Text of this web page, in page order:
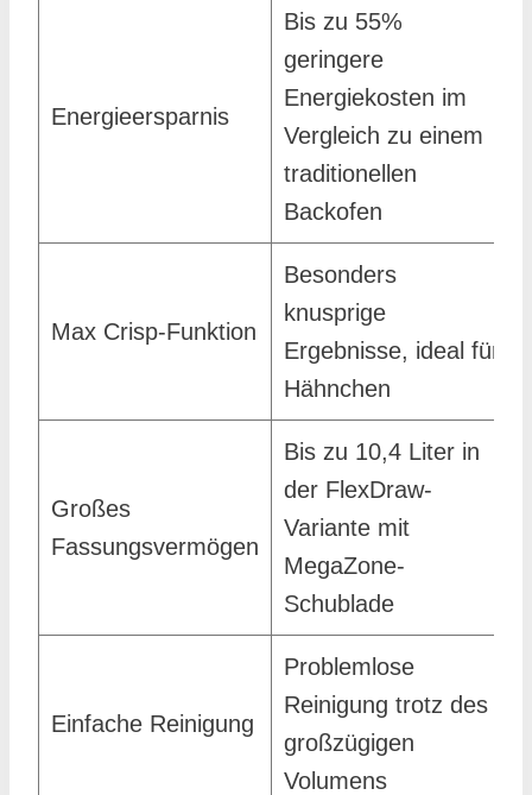
Energieersparnis
Bis zu 55%
geringere
Energiekosten im
Vergleich zu einem
traditionellen
Backofen
Max Crisp-Funktion
Besonders
knusprige
Ergebnisse, ideal für
Hähnchen
Großes
Fassungsvermögen
Bis zu 10,4 Liter in
der FlexDraw-
Variante mit
MegaZone-
Schublade
Einfache Reinigung
Problemlose
Reinigung trotz des
großzügigen
Volumens